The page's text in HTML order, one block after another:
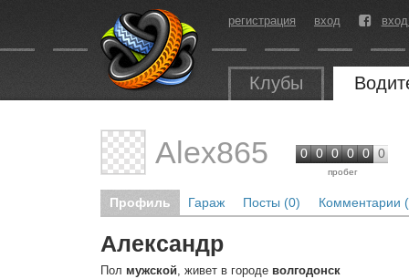
регистрация вход
Клубы
Alex865 0 0 0 0 0 0
пробег
Профиль Гараж Посты (0) Комментарии
Александр
Пол мужской, живет в городе волгодонск